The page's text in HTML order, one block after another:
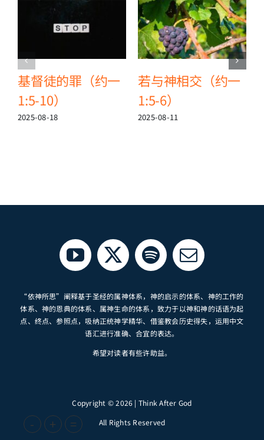
基督徒的罪（约一
1:5-10）
2025-08-18
若与神相交（约一
1:5-6）
2025-08-11
“依神所思”阐释基于圣经的属神体系，神的启示的体系、神的工作的
体系、神的恩典的体系、属神生命的体系，致力于以神和神的话语为起
点、终点、参照点，吸纳正统神学精华、借鉴教会历史得失，运用中文
语汇进行准确、合宜的表达。
希望对读者有些许助益。
Copyright © 2026 | Think After God
All Rights Reserved
- + =